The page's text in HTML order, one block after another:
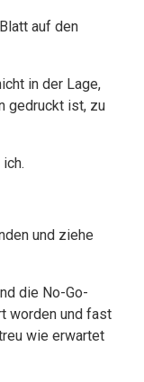
auf den
in der Lage,
gedruckt ist, zu
und ziehe
die No-Go-
worden und fast
wie erwartet